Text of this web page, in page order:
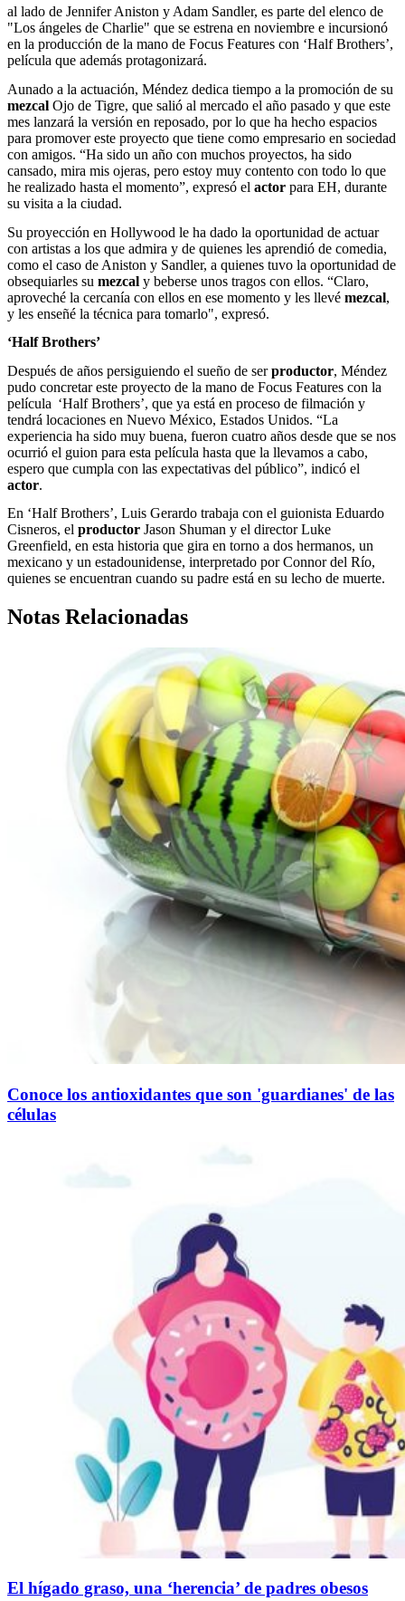
al lado de Jennifer Aniston y Adam Sandler, es parte del elenco de
"Los ángeles de Charlie" que se estrena en noviembre e incursionó
en la producción de la mano de Focus Features con ‘Half Brothers’,
película que además protagonizará.
Aunado a la actuación, Méndez dedica tiempo a la promoción de su
mezcal Ojo de Tigre, que salió al mercado el año pasado y que este
mes lanzará la versión en reposado, por lo que ha hecho espacios
para promover este proyecto que tiene como empresario en sociedad
con amigos. “Ha sido un año con muchos proyectos, ha sido
cansado, mira mis ojeras, pero estoy muy contento con todo lo que
he realizado hasta el momento”, expresó el actor para EH, durante
su visita a la ciudad.
Su proyección en Hollywood le ha dado la oportunidad de actuar
con artistas a los que admira y de quienes les aprendió de comedia,
como el caso de Aniston y Sandler, a quienes tuvo la oportunidad de
obsequiarles su mezcal y beberse unos tragos con ellos. “Claro,
aproveché la cercanía con ellos en ese momento y les llevé mezcal,
y les enseñé la técnica para tomarlo", expresó.
‘Half Brothers’
Después de años persiguiendo el sueño de serproductor, Méndez
pudo concretar este proyecto de la mano de Focus Features con la
película ‘Half Brothers’, que ya está en proceso de filmación y
tendrá locaciones en Nuevo México, Estados Unidos. “La
experiencia ha sido muy buena, fueron cuatro años desde que se nos
ocurrió el guion para esta película hasta que la llevamos a cabo,
espero que cumpla con las expectativas del público”, indicó el
actor.
En ‘Half Brothers’, Luis Gerardo trabaja con el guionista Eduardo
Cisneros, el productor Jason Shuman y el director Luke
Greenfield, en esta historia que gira en torno a dos hermanos, un
mexicano y un estadounidense, interpretado por Connor del Río,
quienes se encuentran cuando su padre está en su lecho de muerte.
Notas Relacionadas
Conoce los antioxidantes que son 'guardianes' de las
células
El hígado graso, una ‘herencia’ de padres obesos